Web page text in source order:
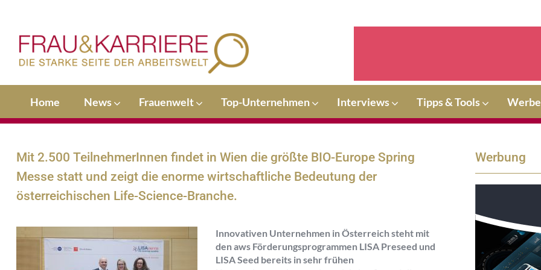
Home News Frauenwelt Top-Unternehmen Interviews Tipps & Tools
Mit 2.500 TeilnehmerInnen findet in Wien die größte BIO-Europe Spring
Messe statt und zeigt die enorme wirtschaftliche Bedeutung der
österreichischen Life-Science-Branche.
Innovativen Unternehmen in Österreich steht mit
den aws Förderungsprogrammen LISA Preseed und
LISA Seed bereits in sehr frühen
Werbung